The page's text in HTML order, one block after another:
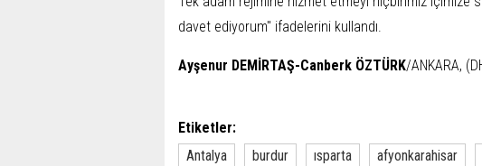
davet ediyorum" ifadelerini kullandı.
Ayşenur DEMİRTAŞ-Canberk ÖZTÜRK/ANKARA,
Etiketler:
Antalya
burdur ısparta afyonkarahisar